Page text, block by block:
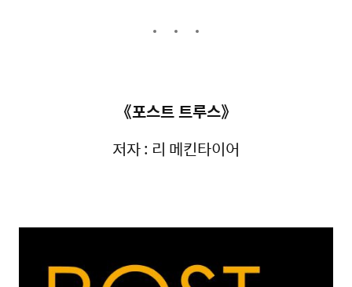
《포스트 트루스》
저자 : 리 메킨타이어